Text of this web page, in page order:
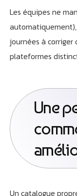
Les équipes ne
journées à corriger
plateformes
Une
Un catalogue